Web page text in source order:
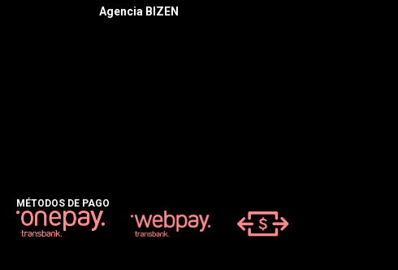
Agencia BIZEN
MÉTODOS DE PAGO